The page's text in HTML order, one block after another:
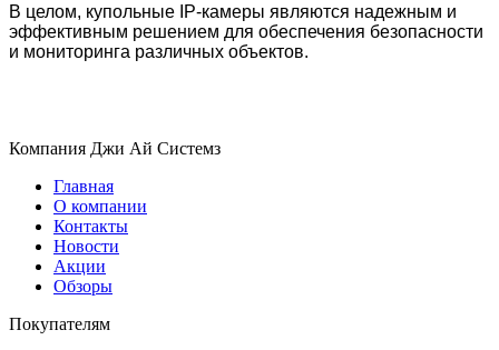
В целом, купольные IP-камеры являются надежным и
эффективным решением для обеспечения безопасности
и мониторинга различных объектов.
Компания Джи Ай Системз
Главная
О компании
Контакты
Новости
Акции
Обзоры
Покупателям